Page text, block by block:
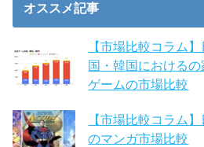
オススメ記事
【市場比較コラム
国・韓国における
ゲームの市場比較
【市場比較コラム
のマンガ市場比較